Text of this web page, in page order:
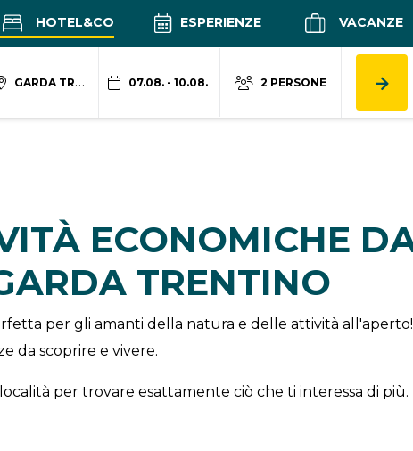
HOTEL&CO ESPERIENZE VACANZE
GARDA TRENTINO 07.08. - 10.08. 2 PERSONE
ECONOMICHE
TRENTINO
per gli amanti della natura e delle attività
da scoprire e vivere.
per trovare esattamente ciò che ti interessa di più.